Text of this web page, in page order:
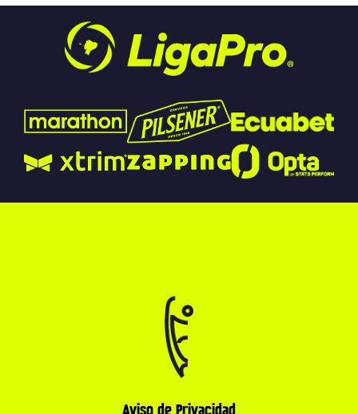
Aviso de Privacidad